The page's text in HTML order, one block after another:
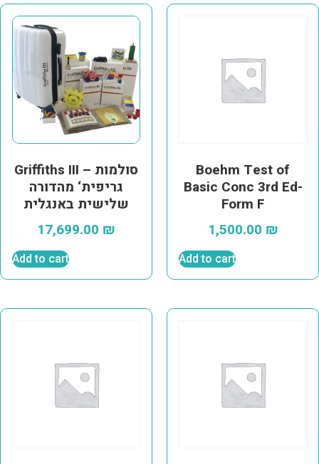
Griffiths III – סולמות
גריפית‘ מהדורה
שלישית באנגלית
17,699.00 ₪
Add to cart
Boehm Test of
Basic Conc 3rd Ed-
Form F
1,500.00 ₪
Add to cart